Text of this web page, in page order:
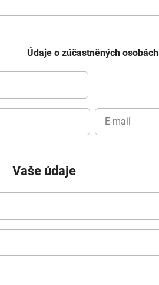
Údaje o zúčastněných osobách
Vaše údaje